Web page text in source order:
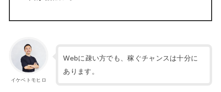
イケベトモヒロ
Webに疎い方でも、稼ぐチャンスは十分に
あります。